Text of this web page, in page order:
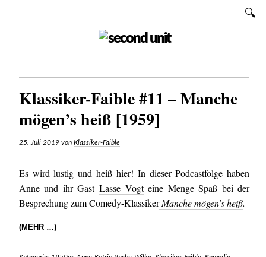
Klassiker-Faible #11 – Manche
mögen’s heiß [1959]
25. Juli 2019 von Klassiker-Faible
Es wird lustig und heiß hier! In dieser Podcastfolge haben
Anne und ihr Gast Lasse Vogteine Menge Spaß bei der
Besprechung zum Comedy-KlassikerManche mögen’s heiß.
(MEHR …)